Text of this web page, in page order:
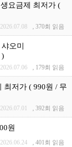
요금제 최저가 (
2026.07.08 , 370회 읽음
오미
)
2026.07.06 , 179회 읽음
최저가 ( 990원 / 무
2026.07.01 , 392회 읽음
원
2026.06.24 , 401회 읽음